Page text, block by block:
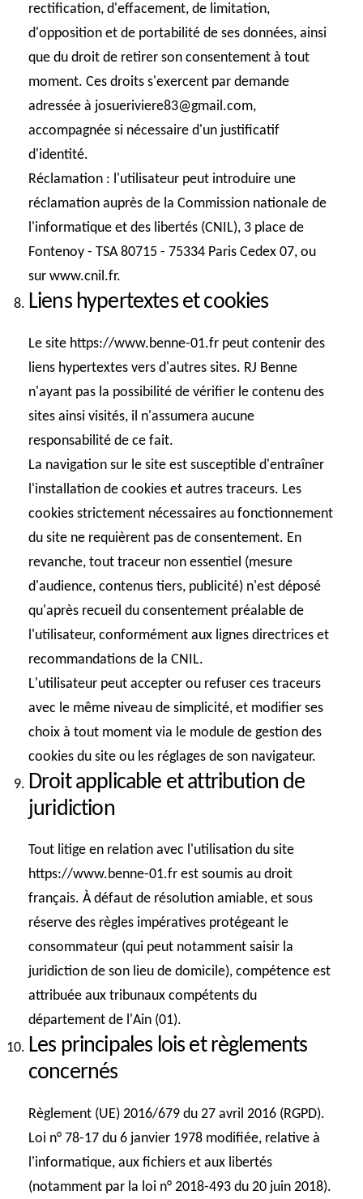
rectification, d'effacement, de limitation,
d'opposition et de portabilité de ses données, ainsi
que du droit de retirer son consentement à tout
moment. Ces droits s'exercent par demande
adressée à josueriviere83@gmail.com,
accompagnée si nécessaire d'un justificatif
d'identité.
Réclamation : l'utilisateur peut introduire une
réclamation auprès de la Commission nationale de
l'informatique et des libertés (CNIL), 3 place de
Fontenoy - TSA 80715 - 75334 Paris Cedex 07, ou
sur www.cnil.fr.
Liens hypertextes et cookies
Le site https://www.benne-01.fr peut contenir des
liens hypertextes vers d'autres sites. RJ Benne
n'ayant pas la possibilité de vérifier le contenu des
sites ainsi visités, il n'assumera aucune
responsabilité de ce fait.
La navigation sur le site est susceptible d'entraîner
l'installation de cookies et autres traceurs. Les
cookies strictement nécessaires au fonctionnement
du site ne requièrent pas de consentement. En
revanche, tout traceur non essentiel (mesure
d'audience, contenus tiers, publicité) n'est déposé
qu'après recueil du consentement préalable de
l'utilisateur, conformément aux lignes directrices et
recommandations de la CNIL.
L'utilisateur peut accepter ou refuser ces traceurs
avec le même niveau de simplicité, et modifier ses
choix à tout moment via le module de gestion des
cookies du site ou les réglages de son navigateur.
Droit applicable et attribution de
juridiction
Tout litige en relation avec l'utilisation du site
https://www.benne-01.fr est soumis au droit
français. À défaut de résolution amiable, et sous
réserve des règles impératives protégeant le
consommateur (qui peut notamment saisir la
juridiction de son lieu de domicile), compétence est
attribuée aux tribunaux compétents du
département de l'Ain (01).
Les principales lois et règlements
concernés
Règlement (UE) 2016/679 du 27 avril 2016 (RGPD).
Loi n° 78-17 du 6 janvier 1978 modifiée, relative à
l'informatique, aux fichiers et aux libertés
(notamment par la loi n° 2018-493 du 20 juin 2018).